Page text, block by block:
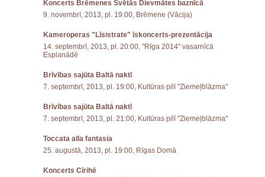
Koncerts Brēmenes Svētās Dievmātes baznīcā
9. novembrī, 2013, pl. 19:00, Brēmene (Vācija)
Kameroperas "Līsistrate" īskoncerts-prezentācija
14. septembrī, 2013, pl. 20:00, "Rīga 2014" vasarnīcā
Esplanādē
Brīvības sajūta Baltā naktī
7. septembrī, 2013, pl. 19:00, Kultūras pilī "Ziemeļblāzma"
Brīvības sajūta Baltā naktī
7. septembrī, 2013, pl. 21:00, Kultūras pilī "Ziemeļblāzma"
Toccata alla fantasia
25. augustā, 2013, pl. 19:00, Rīgas Domā
Koncerts Cīrihē